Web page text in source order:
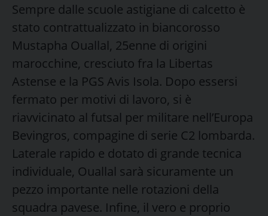
Sempre dalle scuole astigiane di calcetto è
stato contrattualizzato in biancorosso
Mustapha Ouallal, 25enne di origini
marocchine, cresciuto fra la Libertas
Astense e la PGS Avis Isola. Dopo essersi
fermato per motivi di lavoro, si è
riavvicinato al futsal per militare nell’Europa
Bevingros, compagine di serie C2 lombarda.
Laterale rapido e dotato di grande tecnica
individuale, Ouallal sarà sicuramente un
pezzo importante nelle rotazioni della
squadra pavese. Infine, il vero e proprio